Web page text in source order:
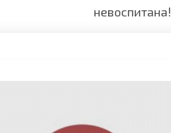
невоспитана!